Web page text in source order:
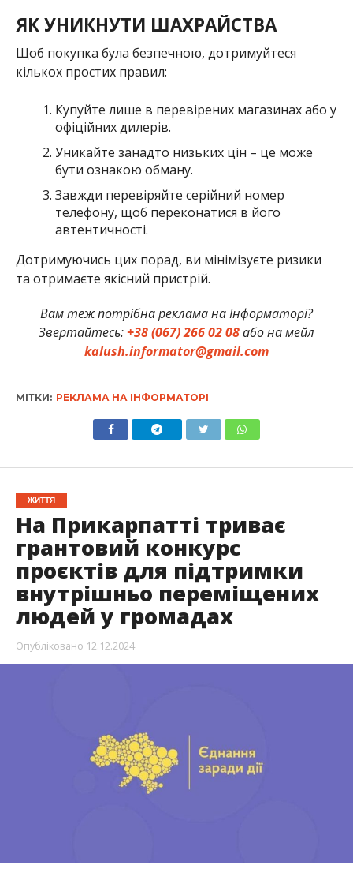
ЯК УНИКНУТИ ШАХРАЙСТВА
Щоб покупка була безпечною, дотримуйтеся
кількох простих правил:
Купуйте лише в перевірених магазинах або у
офіційних дилерів.
Уникайте занадто низьких цін – це може
бути ознакою обману.
Завжди перевіряйте серійний номер
телефону, щоб переконатися в його
автентичності.
Дотримуючись цих порад, ви мінімізуєте ризики
та отримаєте якісний пристрій.
Вам теж потрібна реклама на Інформаторі?
Звертайтесь:+38 (067) 266 02 08або на мейл
kalush.informator@gmail.com
МІТКИ: РЕКЛАМА НА ІНФОРМАТОРІ
ЖИТТЯ
На Прикарпатті триває
грантовий конкурс
проєктів для підтримки
внутрішньо переміщених
людей у громадах
Опубліковано 12.12.2024